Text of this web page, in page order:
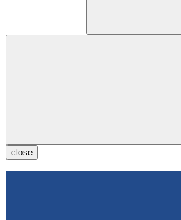
close